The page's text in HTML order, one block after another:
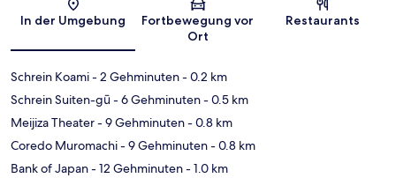
Karte
In der Umgebung
Fortbewegung vor
Ort
Restaurants
Schrein Koami- 2 Gehminuten- 0.2 km
Schrein Suiten-gū - 6 Gehminuten- 0.5 km
Meijiza Theater- 9 Gehminuten- 0.8 km
Coredo Muromachi- 9 Gehminuten- 0.8 km
Bank of Japan- 12 Gehminuten- 1.0 km